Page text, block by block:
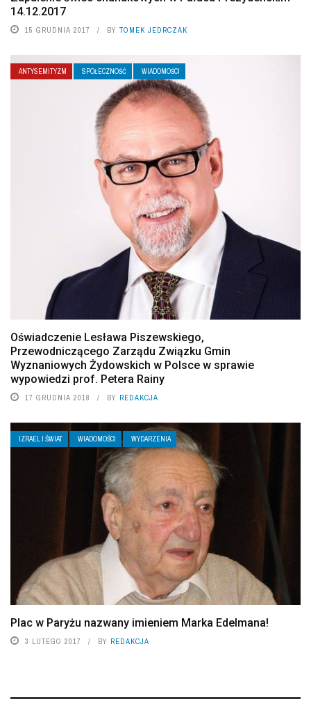
14.12.2017
15 GRUDNIA 2017 BY TOMEK JEDRCZAK
ANTYSEMITYZM SPOŁECZNOŚĆ WIADOMOŚCI
Oświadczenie Lesława Piszewskiego,
Przewodniczącego Zarządu Związku Gmin
Wyznaniowych Żydowskich w Polsce w sprawie
wypowiedzi prof. Petera Rainy
17 GRUDNIA 2018 BY REDAKCJA
IZRAEL I ŚWIAT WIADOMOŚCI WYDARZENIA
Plac w Paryżu nazwany imieniem Marka Edelmana!
3 LUTEGO 2017 BY REDAKCJA